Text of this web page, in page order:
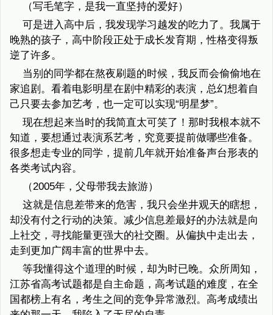
（写毛笔字，是我一直坚持的爱好）
可是进入高中后，我发现学习越发的吃力了。我属于
晚熟的孩子，高中阶段正处于成长发育期，性格变得叛
逆了许多。
当别的同学都在熬夜刷题的时候，我反而会偷偷地在
家追剧。看着电影明星在剧中精彩的表演，总幻想着自
己只要去参加艺考，也一定可以实现“明星梦”。
现在想起来当时的我简直太可笑了！那时我根本就不
知道，要想通过表演系艺考，究竟要提前做哪些准备。
很多想走专业的同学，提前几年就开始准备声台形表的
各类考试内容。
（2005年，父母带我去旅游）
这就是信息差带来的危害，我只会坐井观天的瞎想，
却没有付之行动的决策。减少信息差最好的办法就是向
上社交，寻找能量更强大的社交圈。从偏执中走出去，
走到更加广阔丰富的世界中去。
等我懂得这个道理的时候，却为时已晚。众所周知，
江苏省高考试题都是自主命题，高考试题的难度，在全
国都榜上有名，考生之间的竞争异常激烈。高考成绩出